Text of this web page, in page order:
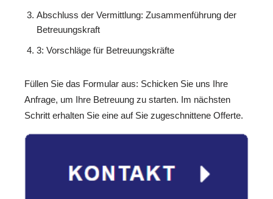
Abschluss der Vermittlung: Zusammenführung der
Betreuungskraft
3: Vorschläge für Betreuungskräfte
Füllen Sie das Formular aus: Schicken Sie uns Ihre
Anfrage, um Ihre Betreuung zu starten. Im nächsten
Schritt erhalten Sie eine auf Sie zugeschnittene Offerte.